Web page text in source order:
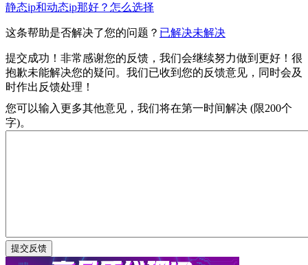
静态ip和动态ip那好？怎么选择
这条帮助是否解决了您的问题？ 已解决未解决
提交成功！非常感谢您的反馈，我们会继续努力做到更好！ 很
抱歉未能解决您的疑问。我们已收到您的反馈意见，同时会及
时作出反馈处理！
您可以输入更多其他意见，我们将在第一时间解决 (限200个
字)。